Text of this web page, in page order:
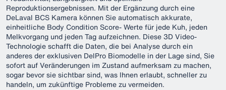
Reproduktionsergebnissen. Mit der Ergänzung durch eine
DeLaval BCS Kamera können Sie automatisch akkurate,
einheitliche Body Condition Score- Werte für jede Kuh, jeden
Melkvorgang und jeden Tag aufzeichnen. Diese 3D Video-
Technologie schafft die Daten, die bei Analyse durch ein
anderes der exklusiven DelPro Biomodelle in der Lage sind, Sie
sofort auf Veränderungen im Zustand aufmerksam zu machen,
sogar bevor sie sichtbar sind, was Ihnen erlaubt, schneller zu
handeln, um zukünftige Probleme zu vermeiden.